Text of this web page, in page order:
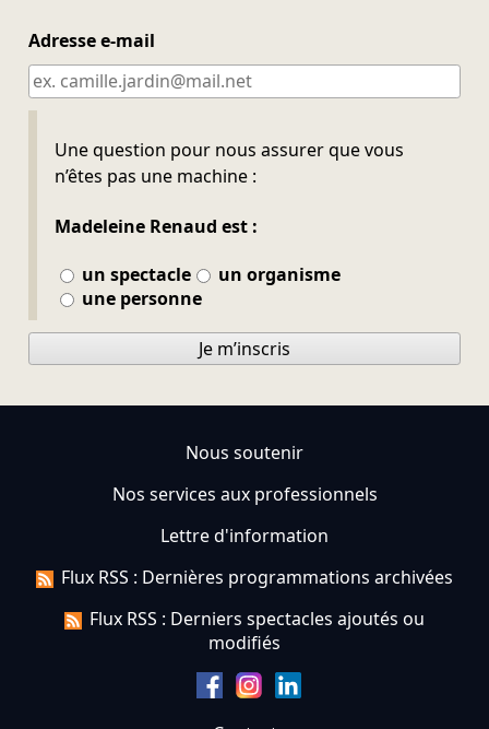
Adresse e-mail
Une question pour nous assurer que vous
n’êtes pas une machine :
Madeleine Renaud est :
un spectacle
un organisme
une personne
Ne pas remplir
Je m’inscris
Nous soutenir
Nos services aux professionnels
Lettre d'information
Flux RSS : Dernières programmations archivées
Flux RSS : Derniers spectacles ajoutés ou
modifiés